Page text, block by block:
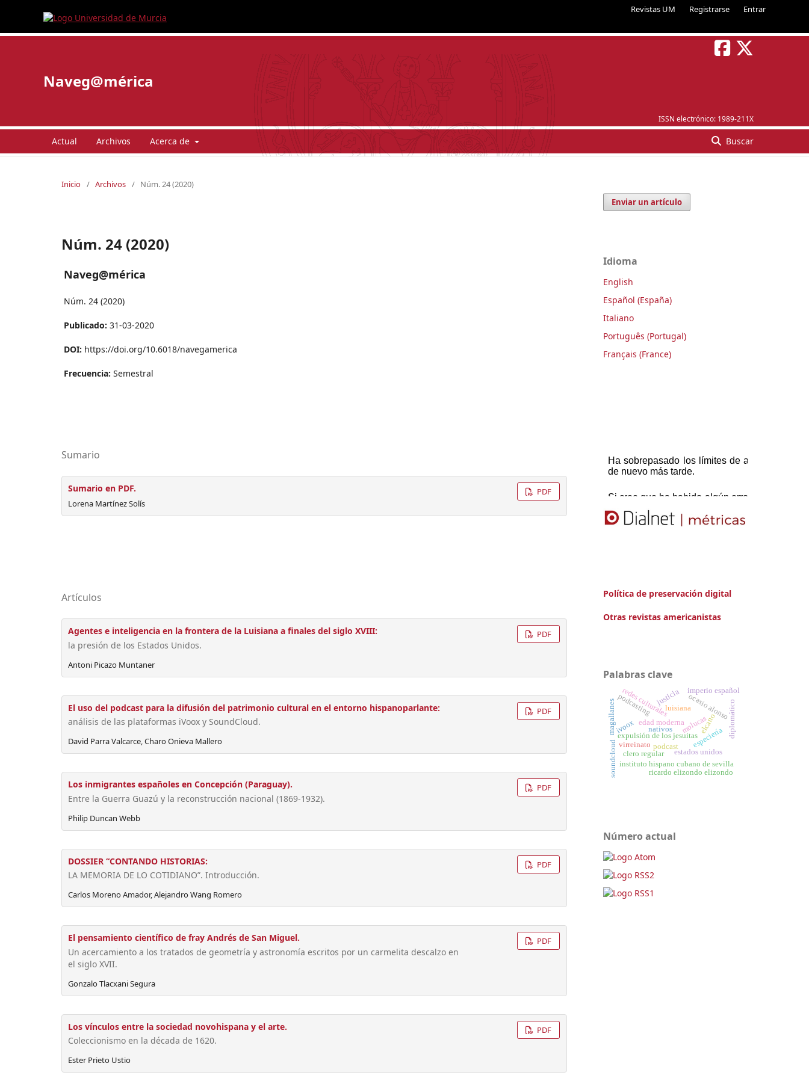
Revistas UM Registrarse Entrar
ISSN electrónico: 1989-211X
Naveg@mérica
Actual Archivos Acerca de Buscar
Inicio / Archivos / Núm. 24 (2020)
Núm. 24 (2020)
Naveg@mérica
Núm. 24 (2020)
Publicado: 31-03-2020
DOI: https://doi.org/10.6018/navegamerica
Frecuencia: Semestral
Sumario
Sumario en PDF.
Lorena Martínez Solís
PDF
Artículos
Agentes e inteligencia en la frontera de la Luisiana a finales del siglo XVIII:
la presión de los Estados Unidos.
Antoni Picazo Muntaner
PDF
El uso del podcast para la difusión del patrimonio cultural en el entorno hispanoparlante:
análisis de las plataformas iVoox y SoundCloud.
David Parra Valcarce, Charo Onieva Mallero
PDF
Los inmigrantes españoles en Concepción (Paraguay).
Entre la Guerra Guazú y la reconstrucción nacional (1869-1932).
Philip Duncan Webb
PDF
DOSSIER “CONTANDO HISTORIAS:
LA MEMORIA DE LO COTIDIANO”. Introducción.
Carlos Moreno Amador, Alejandro Wang Romero
PDF
El pensamiento científico de fray Andrés de San Miguel.
Un acercamiento a los tratados de geometría y astronomía escritos por un carmelita descalzo en
el siglo XVII.
Gonzalo Tlacxani Segura
PDF
Los vínculos entre la sociedad novohispana y el arte.
Coleccionismo en la década de 1620.
Ester Prieto Ustio
PDF
Enviar un artículo
Idioma
English
Español (España)
Italiano
Português (Portugal)
Français (France)
Política de preservación digital
Otras revistas americanistas
Palabras clave
expulsión de los jesuitas
molucas
podcast
estados unidos
nativos
luisiana
edad moderna
clero regular
especiería
elcano
ivoox
magallanes ocasio alonso
instituto hispano cubano de sevilla
diplomático
redes culturales
podcasting
soundcloud
justicia imperio español
ricardo elizondo elizondo
virreinato
Número actual